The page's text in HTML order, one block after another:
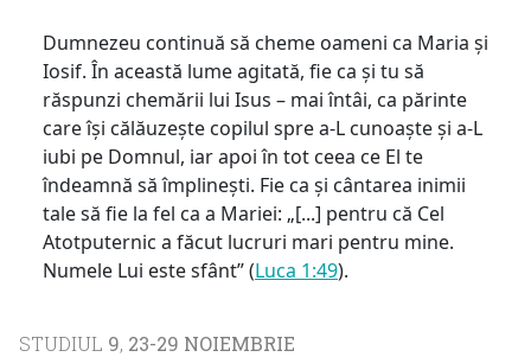
Dumnezeu continuă să cheme oameni ca Maria și
Iosif. În această lume agitată, fie ca și tu să
răspunzi chemării lui Isus – mai întâi, ca părinte
care își călăuzește copilul spre a-L cunoaște și a-L
iubi pe Domnul, iar apoi în tot ceea ce El te
îndeamnă să împlinești. Fie ca și cântarea inimii
tale să fie la fel ca a Mariei: „[...] pentru că Cel
Atotputernic a făcut lucruri mari pentru mine.
Numele Lui este sfânt” (Luca 1:49).
STUDIUL 9, 23-29 NOIEMBRIE